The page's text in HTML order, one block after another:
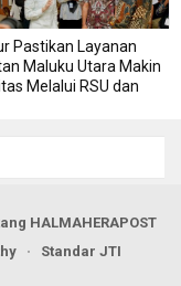
Pastikan Layanan
Maluku Utara Makin
Melalui RSU dan
HALMAHERAPOST
Standar JTI